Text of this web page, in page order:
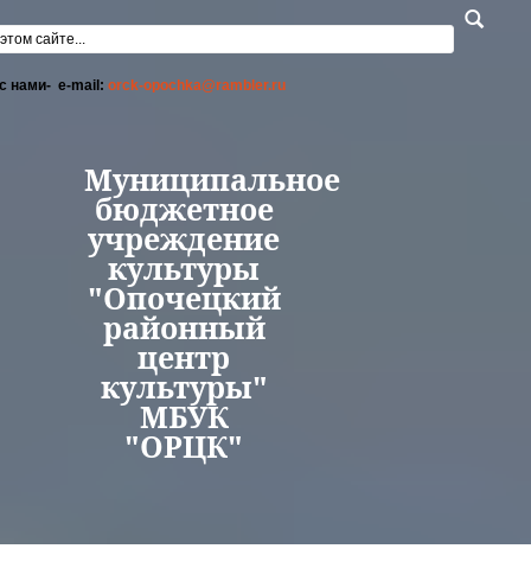
поиска
нами- e-mail: orck-opochka@rambler.ru
Муниципальное
бюджетное
учреждение
культуры
"Опочецкий
районный
центр
культуры"
МБУК
"ОРЦК"